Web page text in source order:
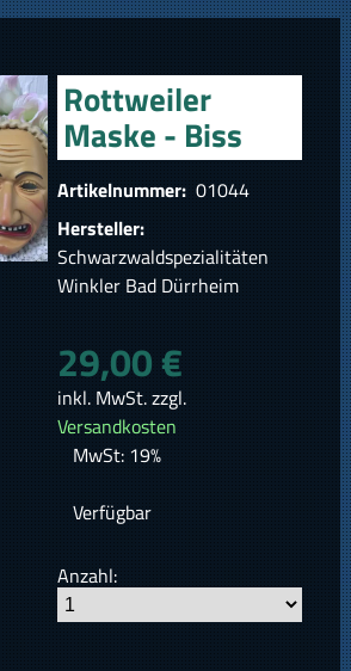
Rottweiler
Maske - Biss
Artikelnummer: 01044
Hersteller:
Schwarzwaldspezialitäten
Winkler Bad Dürrheim
29,00 €
inkl. MwSt. zzgl.
Versandkosten
MwSt: 19%
Verfügbar
Anzahl: